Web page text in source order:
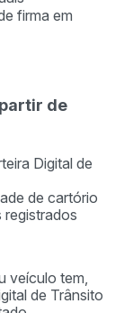
firma em
de
Digital de
de cartório
veículo tem,
de Trânsito